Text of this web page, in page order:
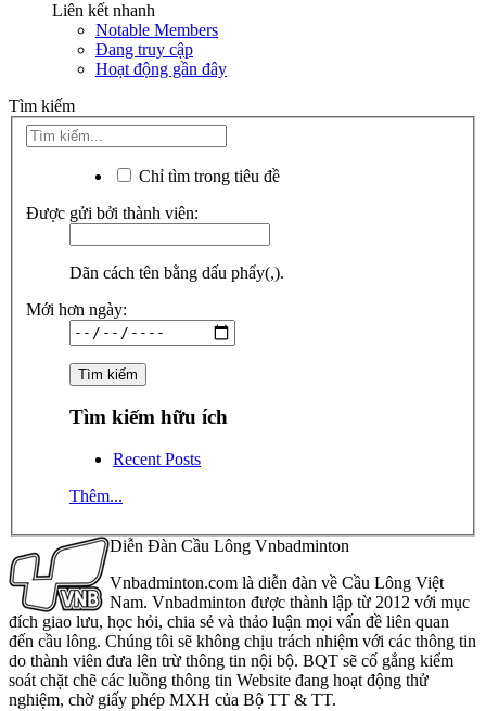
Liên kết nhanh
Notable Members
Đang truy cập
Hoạt động gần đây
Tìm kiếm
Chỉ tìm trong tiêu đề
Được gửi bởi thành viên:
Dãn cách tên bằng dấu phẩy(,).
Mới hơn ngày:
Tìm kiếm hữu ích
Recent Posts
Thêm...
Diễn Đàn Cầu Lông Vnbadminton
Vnbadminton.com là diễn đàn về Cầu Lông Việt
Nam. Vnbadminton được thành lập từ 2012 với mục
đích giao lưu, học hỏi, chia sẻ và thảo luận mọi vấn đề liên quan
đến cầu lông. Chúng tôi sẽ không chịu trách nhiệm với các thông tin
do thành viên đưa lên trừ thông tin nội bộ. BQT sẽ cố gắng kiểm
soát chặt chẽ các luồng thông tin Website đang hoạt động thử
nghiệm, chờ giấy phép MXH của Bộ TT & TT.